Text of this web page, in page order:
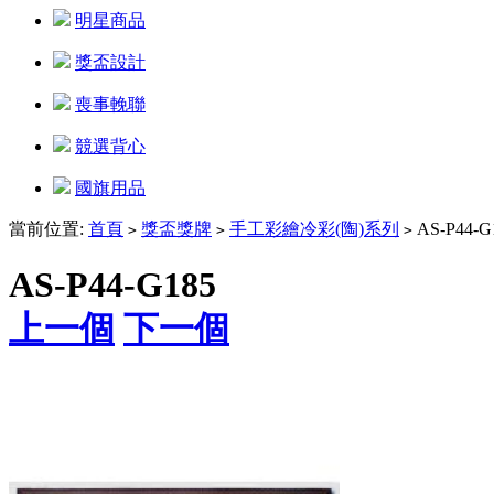
明星商品
獎盃設計
喪事輓聯
競選背心
國旗用品
當前位置: 首頁 > 獎盃獎牌 > 手工彩繪冷彩(陶)系列 > AS-P44-
AS-P44-G185
上一個 下一個